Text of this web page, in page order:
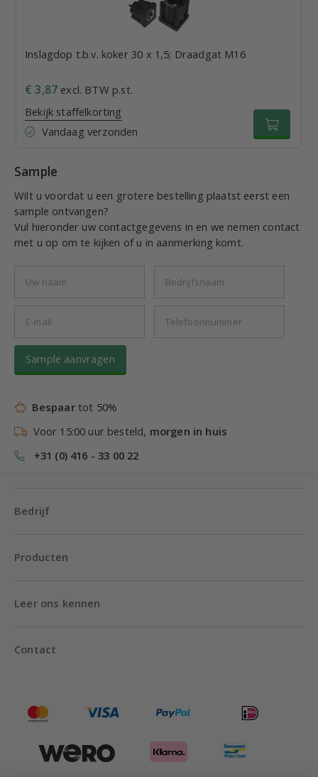
Inslagdop t.b.v. koker 30 x 1,5; Draadgat M16
€ 3,87 excl. BTW p.st.
Bekijk staffelkorting
Vandaag verzonden
Sample
Wilt u voordat u een grotere bestelling plaatst eerst een
sample ontvangen?
Vul hieronder uw contactgegevens in en we nemen contact
met u op om te kijken of u in aanmerking komt.
Sample aanvragen
Bespaartot 50%
Voor 15:00 uur besteld, morgen in huis
+31 (0) 416 - 33 00 22
Bedrijf
Producten
Leer ons kennen
Contact